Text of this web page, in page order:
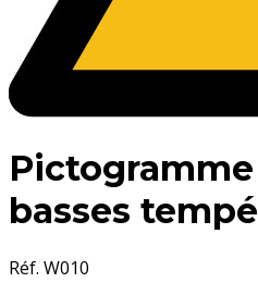
basses
Réf. W010